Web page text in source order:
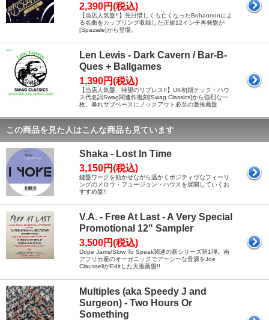
2,390円(税込)
【当店人気盤!!】先日惜しくも亡くなったBohannonによ
る名曲をカップリング収録した正規12インチ再発盤が
[Spaziale]から登場。
Len Lewis - Dark Cavern / Bar-B-
Ques + Ballgames
1,390円(税込)
【当店人気盤、待望のリプレス!!】UK初期テック・ハウ
ス代名詞Swag関連作復刻[Swag Classics]から強烈な一
枚。暴れサブベースにノックアウト必至の激推薦盤
この商品を見た人はこんな商品も見ています
Shaka - Lost In Time
3,150円(税込)
鍵盤ワークを効かせながら温かくポジティヴなフィーリ
ングのメロウ・フュージョン・ハウスを展開していくお
すすめ盤!!
V.A. - Free At Last - A Very Special
Promotional 12" Sampler
3,500円(税込)
Dope Jams/Slow To Speak関連の新シリーズ第1弾。南
アフリカ産のオーガニックでアーシーな音源をJoe
ClaussellがEditした大推薦盤!!
Multiples (aka Speedy J and
Surgeon) - Two Hours Or
Something